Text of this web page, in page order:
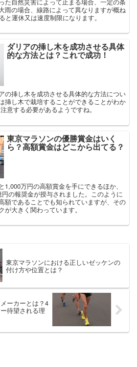
雨の場合、線路によって異なりますが概ね
と運休又は速度制限になります。
ダリアの挿し木を成功させる具体
的な方法とは？これで成功！
の挿し木を成功させる具体的な方法につい
挿し木で栽培することができることがわか
意する必要があるようですね。
東京マラソンの優勝賞金はいく
ら？高額賞金はどこから出てる？
万円の高額賞金を手にできるほか、
の報奨金が授与されました。このように
額であることでも知られていますが、その
大きく関わっています。
東京マラソンにおける正しいゼッケンの
付け方や位置とは？
ーカーとは？4
待望される理